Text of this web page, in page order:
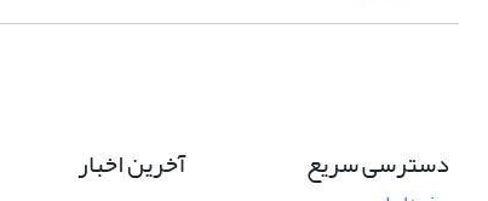
دسترسی سریع آخرین اخبار